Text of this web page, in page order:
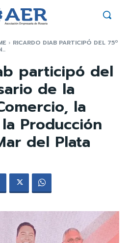
RICARDO DIAB PARTICIPÓ DEL 75º
participó del
de la
la
Producción
del Plata